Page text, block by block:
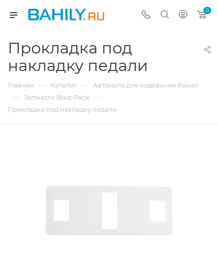
0
Прокладка под
накладку педали
Главная — Каталог — Автоматы для надевания бахил
— Запчасти Boot-Pack —
Прокладка под накладку педали